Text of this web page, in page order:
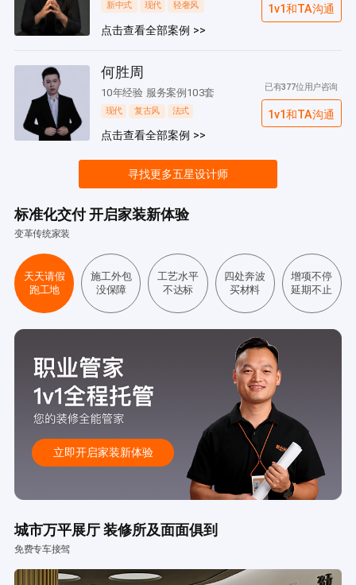
新中式 现代 轻奢风
点击查看全部案例 >>
1v1和TA沟通
何胜周
10年经验 服务案例103套
现代 复古风 法式
点击查看全部案例 >>
已有377位用户咨询
1v1和TA沟通
寻找更多五星设计师
标准化交付 开启家装新体验
变革传统家装
天天请假
跑工地
施工外包
没保障
工艺水平
不达标
四处奔波
买材料
增项不停
延期不止
立即开启家装新体验
城市万平展厅 装修所及面面俱到
免费专车接驾